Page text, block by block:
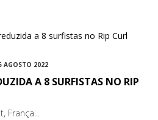
AGOSTO 2022
A 8 SURFISTAS NO RIP